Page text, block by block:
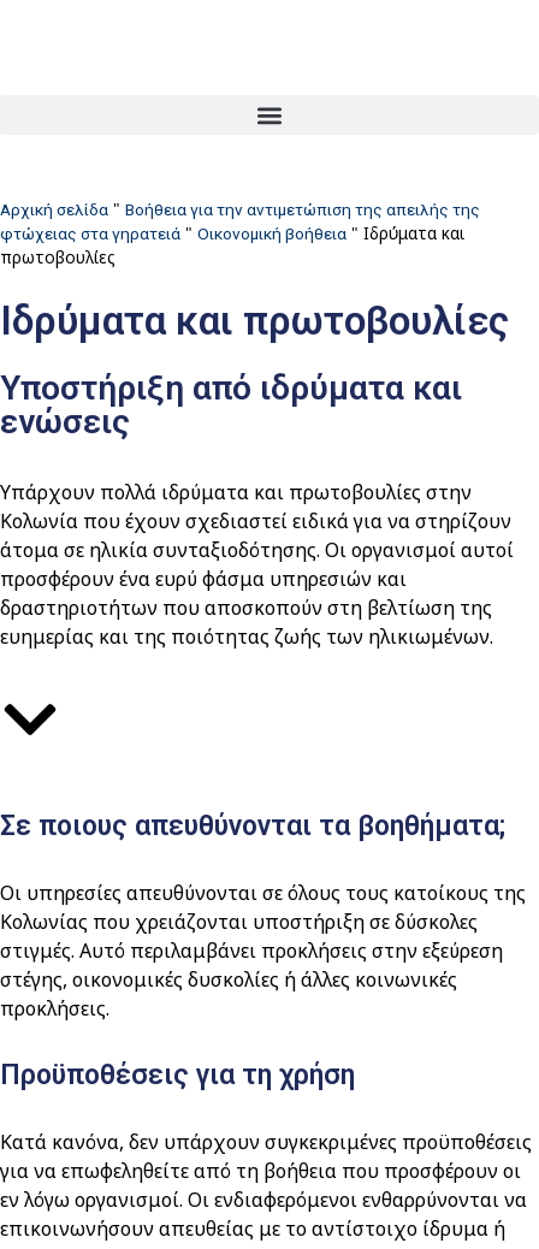
Αρχική σελίδα " Βοήθεια για την αντιμετώπιση της απειλής της
φτώχειας στα γηρατειά " Οικονομική βοήθεια " Ιδρύματα και
πρωτοβουλίες
Ιδρύματα και πρωτοβουλίες
Υποστήριξη από ιδρύματα και
ενώσεις
Υπάρχουν πολλά ιδρύματα και πρωτοβουλίες στην
Κολωνία που έχουν σχεδιαστεί ειδικά για να στηρίζουν
άτομα σε ηλικία συνταξιοδότησης. Οι οργανισμοί αυτοί
προσφέρουν ένα ευρύ φάσμα υπηρεσιών και
δραστηριοτήτων που αποσκοπούν στη βελτίωση της
ευημερίας και της ποιότητας ζωής των ηλικιωμένων.
Σε ποιους απευθύνονται τα βοηθήματα;
Οι υπηρεσίες απευθύνονται σε όλους τους κατοίκους της
Κολωνίας που χρειάζονται υποστήριξη σε δύσκολες
στιγμές. Αυτό περιλαμβάνει προκλήσεις στην εξεύρεση
στέγης, οικονομικές δυσκολίες ή άλλες κοινωνικές
προκλήσεις.
Προϋποθέσεις για τη χρήση
Κατά κανόνα, δεν υπάρχουν συγκεκριμένες προϋποθέσεις
για να επωφεληθείτε από τη βοήθεια που προσφέρουν οι
εν λόγω οργανισμοί. Οι ενδιαφερόμενοι ενθαρρύνονται να
επικοινωνήσουν απευθείας με το αντίστοιχο ίδρυμα ή